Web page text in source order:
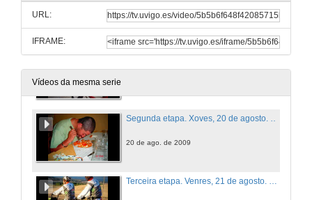
URL:
IFRAME:
Vídeos da mesma serie
19 de ago. de 2009
Primeira etapa. Mércores, 19 de agosto. Espinal - Cizur Menor
Segunda etapa. Xoves, 20 de agosto. Cizur Menor - Villamayor de Monjardín
20 de ago. de 2009